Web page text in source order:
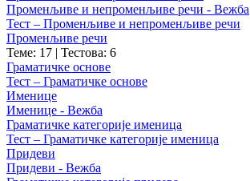
Променљиве и непроменљиве речи - Вежба
Тест – Променљиве и непроменљиве речи
Променљиве речи
Теме: 17 | Тестова: 6
Граматичке основе
Тест – Граматичке основе
Именице
Именице - Вежба
Граматичке категорије именица
Тест – Граматичке категорије именица
Придеви
Придеви - Вежба